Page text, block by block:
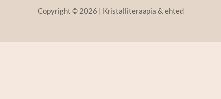
Copyright © 2026 | Kristalliteraapia & ehted